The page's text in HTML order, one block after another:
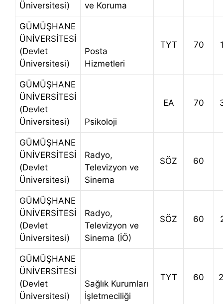
Üniversitesi)
ve Koruma
GÜMÜŞHANE
ÜNİVERSİTESİ
(Devlet
Üniversitesi)
Posta
Hizmetleri
TYT 70
GÜMÜŞHANE
ÜNİVERSİTESİ
(Devlet
Üniversitesi)
Psikoloji
EA 70
GÜMÜŞHANE
ÜNİVERSİTESİ
(Devlet
Üniversitesi)
Radyo,
Televizyon ve
Sinema
SÖZ 60
GÜMÜŞHANE
ÜNİVERSİTESİ
(Devlet
Üniversitesi)
Radyo,
Televizyon ve
Sinema (İÖ)
SÖZ 60
GÜMÜŞHANE
ÜNİVERSİTESİ
(Devlet
Üniversitesi)
Sağlık Kurumları
İşletmeciliği
TYT 60